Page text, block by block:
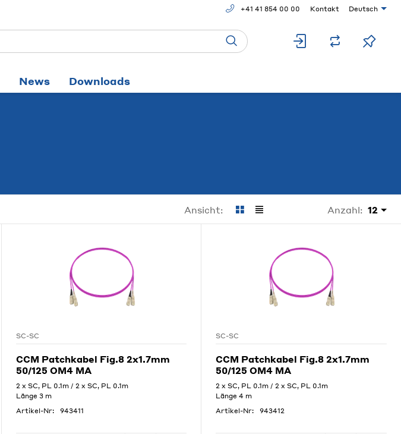
+41 41 854 00 00 Kontakt Deutsch
News Downloads
Ansicht: Anzahl: 12
SC-SC
CCM Patchkabel Fig.8 2x1.7mm
50/125 OM4 MA
2 x SC, PL 0.1m / 2 x SC, PL 0.1m
Länge 3 m
Artikel-Nr:
943411
SC-SC
CCM Patchkabel Fig.8 2x1.7mm
50/125 OM4 MA
2 x SC, PL 0.1m / 2 x SC, PL 0.1m
Länge 4 m
Artikel-Nr:
943412